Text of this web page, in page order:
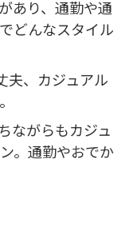
あり、通勤や通
どんなスタイル
夫、カジュアル
ながらもカジュ
。通勤やおでか